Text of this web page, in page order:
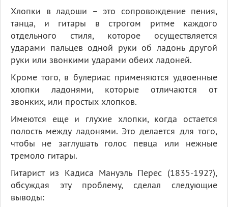
Хлопки в ладоши – это сопровождение пения,
танца, и гитары в строгом ритме каждого
отдельного стиля, которое осуществляется
ударами пальцев одной руки об ладонь другой
руки или звонкими ударами обеих ладоней.
Кроме того, в булериас применяются удвоенные
хлопки ладонями, которые отличаются от
звонких, или простых хлопков.
Имеются еще и глухие хлопки, когда остается
полость между ладонями. Это делается для того,
чтобы не заглушать голос певца или нежные
тремоло гитары.
Гитарист из Кадиса Мануэль Перес (1835-192?),
обсуждая эту проблему, сделал следующие
выводы: